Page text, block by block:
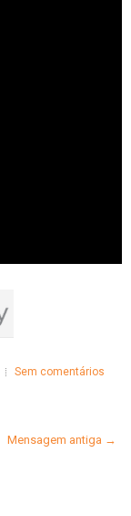
Sem comentários
Mensagem antiga →